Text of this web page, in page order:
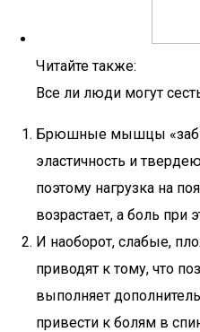
Читайте также:
Все ли люди могут
Брюшные мышцы
эластичность и
поэтому нагрузка на
возрастает, а боль при
И наоборот, слабые,
приводят к тому, что
выполняет
привести к болям в